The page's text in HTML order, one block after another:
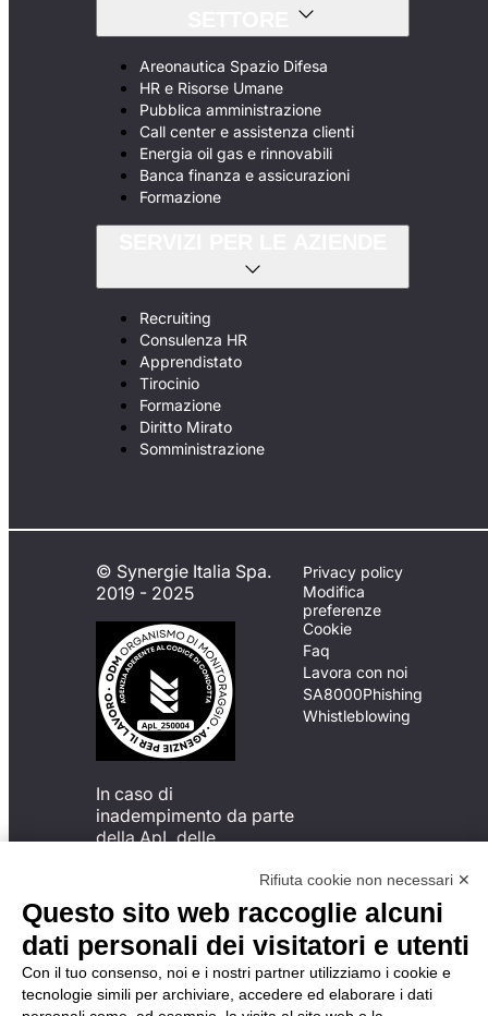
Areonautica Spazio Difesa
HR e Risorse Umane
Pubblica amministrazione
Call center e assistenza clienti
Energia oil gas e rinnovabili
Banca finanza e assicurazioni
Formazione
Recruiting
Consulenza HR
Apprendistato
Tirocinio
Formazione
Diritto Mirato
Somministrazione
© Synergie Italia Spa.
2019 - 2025
In caso di
inadempimento da parte
della ApL delle
del Codice di Condotta, è
possibile presentare un
reclamo
all’Organismo di
Monitoraggio utilizzando
una delle modalità
descritte al seguente
Privacy policy
Modifica
preferenze
Cookie
Faq
Lavora con noi
SA8000Phishing
Whistleblowing
Rifiuta cookie non necessari ✕
Questo sito web raccoglie alcuni
dati personali dei visitatori e utenti
Con il tuo consenso, noi e i nostri partner utilizziamo i cookie e
tecnologie simili per archiviare, accedere ed elaborare i dati